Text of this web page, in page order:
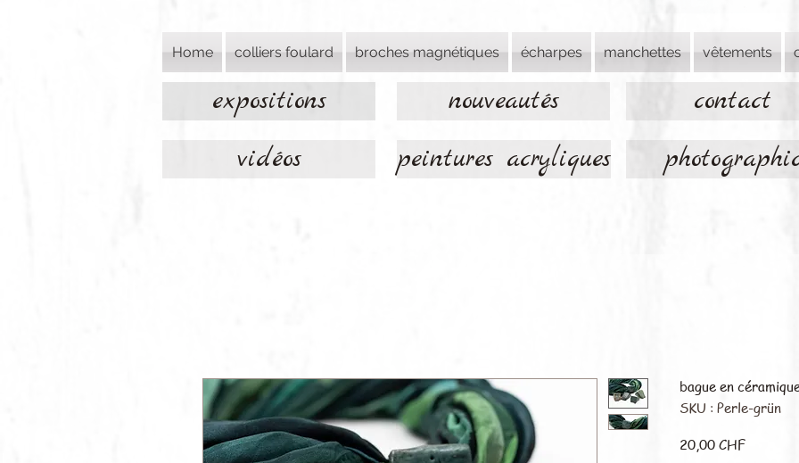
Home colliers foulard broches magnétiques écharpes manchettes vêtements
expositions nouveautés
contact
vidéos
peintures acryliques
bague en
SKU : Perle-grün
20,00 CHFPrix